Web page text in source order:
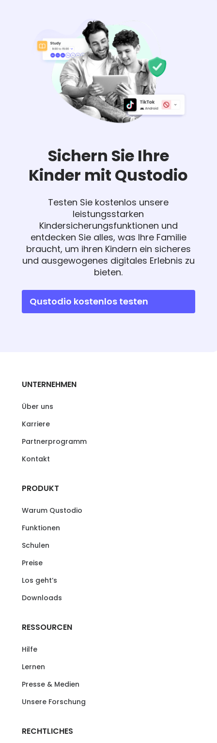
Sichern Sie Ihre
Kinder mit Qustodio
Testen Sie kostenlos unsere
leistungsstarken
Kindersicherungsfunktionen und
entdecken Sie alles, was Ihre Familie
braucht, um ihren Kindern ein sicheres
und ausgewogenes digitales Erlebnis zu
bieten.
Qustodio kostenlos testen
UNTERNEHMEN
Über uns
Karriere
Partnerprogramm
Kontakt
PRODUKT
Warum Qustodio
Funktionen
Schulen
Preise
Los geht’s
Downloads
RESSOURCEN
Hilfe
Lernen
Presse & Medien
Unsere Forschung
RECHTLICHES